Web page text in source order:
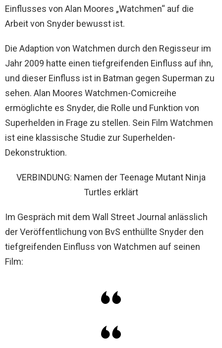
Einflusses von Alan Moores „Watchmen“ auf die
Arbeit von Snyder bewusst ist.
Die Adaption von Watchmen durch den Regisseur im
Jahr 2009 hatte einen tiefgreifenden Einfluss auf ihn,
und dieser Einfluss ist in Batman gegen Superman zu
sehen. Alan Moores Watchmen-Comicreihe
ermöglichte es Snyder, die Rolle und Funktion von
Superhelden in Frage zu stellen. Sein Film Watchmen
ist eine klassische Studie zur Superhelden-
Dekonstruktion.
VERBINDUNG: Namen der Teenage Mutant Ninja
Turtles erklärt
Im Gespräch mit dem Wall Street Journal anlässlich
der Veröffentlichung von BvS enthüllte Snyder den
tiefgreifenden Einfluss von Watchmen auf seinen
Film: